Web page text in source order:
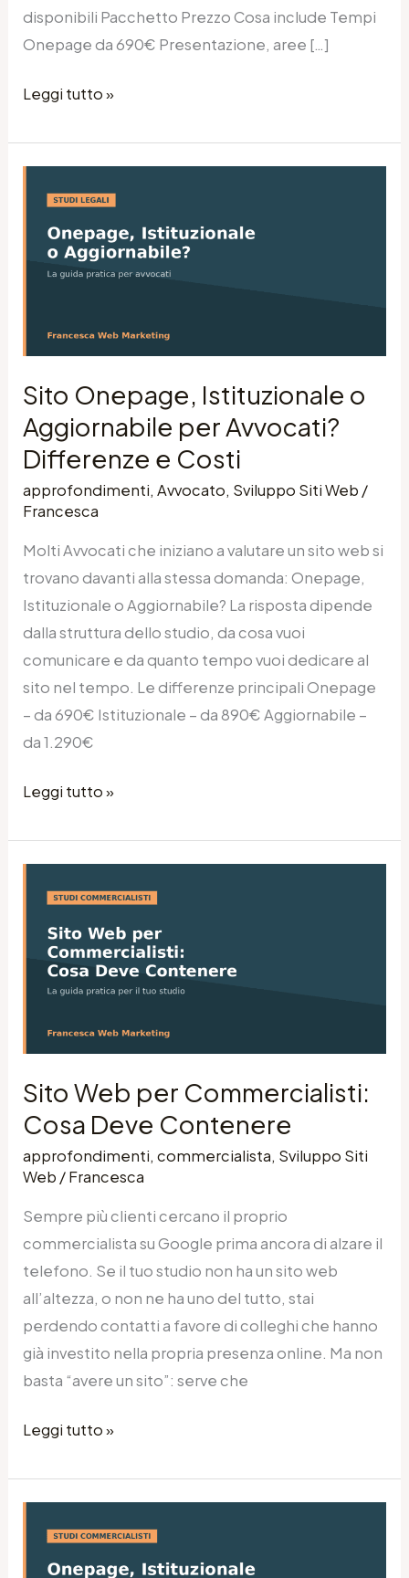
disponibili Pacchetto Prezzo Cosa include Tempi
Onepage da 690€ Presentazione, aree […]
Leggi tutto »
Sito Onepage, Istituzionale o
Aggiornabile per Avvocati?
Differenze e Costi
approfondimenti,Avvocato, Sviluppo Siti Web /
Francesca
Molti Avvocati che iniziano a valutare un sito web si
trovano davanti alla stessa domanda: Onepage,
Istituzionale o Aggiornabile? La risposta dipende
dalla struttura dello studio, da cosa vuoi
comunicare e da quanto tempo vuoi dedicare al
sito nel tempo. Le differenze principali Onepage
– da 690€ Istituzionale – da 890€ Aggiornabile –
da 1.290€
Onepage,
Istituzionale
Avvocati?
e
Costi
Leggi tutto »
Sito Web per Commercialisti:
Cosa Deve Contenere
approfondimenti,commercialista, Sviluppo Siti
Web /Francesca
Sempre più clienti cercano il proprio
commercialista su Google prima ancora di alzare il
telefono. Se il tuo studio non ha un sito web
all’altezza, o non ne ha uno del tutto, stai
perdendo contatti a favore di colleghi che hanno
già investito nella propria presenza online. Ma non
basta “avere un sito”: serve che
Web
per
Commercialisti:
Cosa
Contenere
Leggi tutto »
Onepage,
Istituzionale